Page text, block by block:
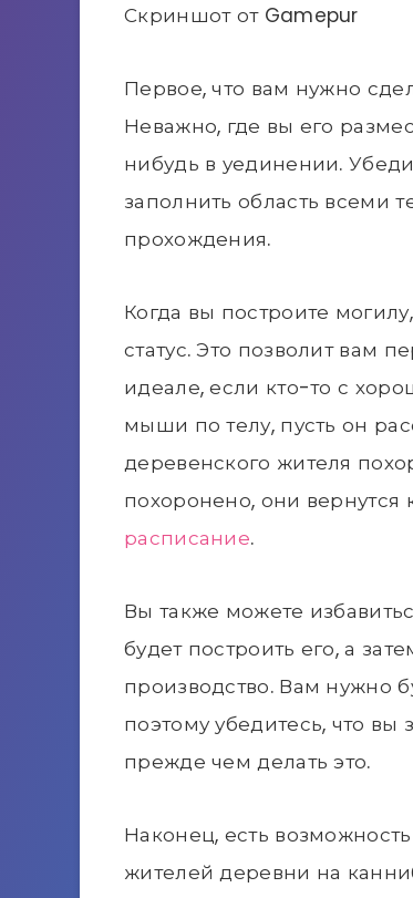
Скриншот от Gamepur
Первое, что вам нужно
Неважно, где вы его
нибудь в уединении.
заполнить область всеми
прохождения.
Когда вы построите
статус. Это позволит вам
идеале, если кто-то с
мыши по телу, пусть он
деревенского жителя
похоронено, они вернутся
расписание.
Вы также можете
будет построить его, а
производство. Вам нужно
поэтому убедитесь, что вы
прежде чем делать это.
Наконец, есть
жителей деревни на